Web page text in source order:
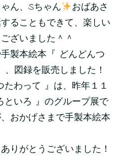
ん、Sちゃん
おばあさ
ることもできて、楽しい
ざいました＾＾
製本絵本『 どんどんつ
図録を販売しました！
わって 』は、昨年１１
といろ 』のグループ展で
おかげさまで手製本絵本
りがとうございました！